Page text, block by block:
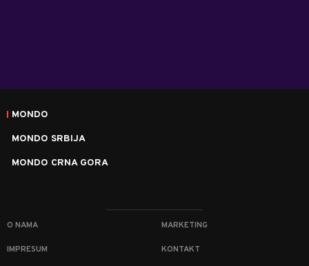
MONDO
MONDO SRBIJA
MONDO CRNA GORA
O NAMA MARKETING
IMPRESUM KONTAKT